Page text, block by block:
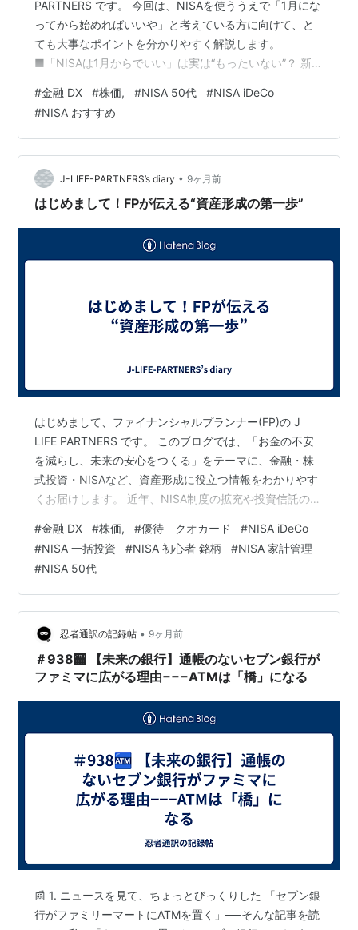
PARTNERS です。 今回は、NISAを使ううえで「1月にな
ってから始めればいいや」と考えている方に向けて、と
ても大事なポイントを分かりやすく解説します。
■「NISAは1月からでいい」は実は“もったいない”？ 新
というイメージを持つ人が多いかもしれません。確かに
積み立て投資枠は毎月コツコツ積み立てていくイメージ
が強いですが、実は 成長投資枠（年間240万円） のほう
が圧倒的に使い道が広く、そして 12月から購入できる と
いう、とても大きなメリットがあるんです。 ■240万…
#金融 DX #株価, #NISA 50代 #NISA iDeCo
#NISA おすすめ
J-LIFE-PARTNERS’s diary • 9ヶ月前
はじめまして！FPが伝える“資産形成の第一歩”
はじめまして、ファイナンシャルプランナー(FP)の J
LIFE PARTNERS です。 このブログでは、「お金の不安
を減らし、未来の安心をつくる」をテーマに、金融・株
式投資・NISAなど、資産形成に役立つ情報をわかりやす
くお届けします。 近年、NISA制度の拡充や投資信託の普
かし、「何から始めればいいの？」「リスクが怖い…」
そんな声を多く耳にします。 そこで、このブログでは 初
心者でも理解できる投資の基本 NISAを活用した効率的な
資産形成術 FP目線での最新マーケット情報を、実例や図
解を交えて発信していきます。 ぜひ、これから一緒に“お
金…
#金融 DX #株価, #優待 クオカード #NISA iDeCo
#NISA 一括投資 #NISA 初心者 銘柄 #NISA 家計管理
#NISA 50代
忍者通訳の記録帖 • 9ヶ月前
＃938🏧 【未来の銀行】通帳のないセブン銀行が
ファミマに広がる理由−−−ATMは「橋」になる
📰 1. ニュースを見て、ちょっとびっくりした 「セブン銀
行がファミリーマートにATMを置く」──そんな記事を読